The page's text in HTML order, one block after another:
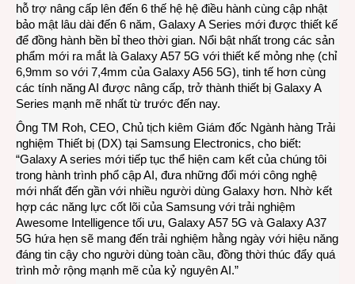
hỗ trợ nâng cấp lên đến 6 thế hệ hệ điều hành cùng cập nhật
bảo mật lâu dài đến 6 năm, Galaxy A Series mới được thiết kế
để đồng hành bền bỉ theo thời gian. Nổi bật nhất trong các sản
phẩm mới ra mắt là Galaxy A57 5G với thiết kế mỏng nhẹ (chỉ
6,9mm so với 7,4mm của Galaxy A56 5G), tinh tế hơn cùng
các tính năng AI được nâng cấp, trở thành thiết bị Galaxy A
Series mạnh mẽ nhất từ trước đến nay.
Ông TM Roh, CEO, Chủ tịch kiêm Giám đốc Ngành hàng Trải
nghiệm Thiết bị (DX) tại Samsung Electronics, cho biết:
“Galaxy A series mới tiếp tục thể hiện cam kết của chúng tôi
trong hành trình phổ cập AI, đưa những đổi mới công nghệ
mới nhất đến gần với nhiều người dùng Galaxy hơn. Nhờ kết
hợp các năng lực cốt lõi của Samsung với trải nghiệm
Awesome Intelligence tối ưu, Galaxy A57 5G và Galaxy A37
5G hứa hẹn sẽ mang đến trải nghiệm hằng ngày với hiệu năng
đáng tin cậy cho người dùng toàn cầu, đồng thời thúc đẩy quá
trình mở rộng mạnh mẽ của kỷ nguyên AI.”